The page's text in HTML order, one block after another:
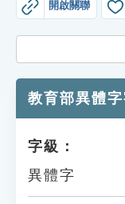
貓頭鷹博士
開啟關聯
教育部異體
字級：
異體字